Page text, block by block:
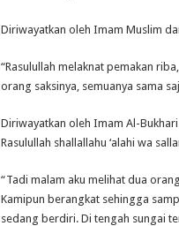
Diriwayatkan oleh Imam Muslim
“Rasulullah melaknat pemakan
orang saksinya, semuanya sama
Diriwayatkan oleh Imam Al-
Rasulullah shallallahu ‘alahi wa
“Tadi malam aku melihat dua
Kamipun berangkat sehingga
sedang berdiri. Di tengah sungai